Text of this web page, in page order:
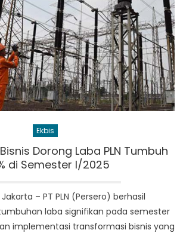
Ekbis
Dorong Laba PLN Tumbuh
di Semester I/2025
– PT PLN (Persero) berhasil
laba signifikan pada semester
implementasi transformasi bisnis yang